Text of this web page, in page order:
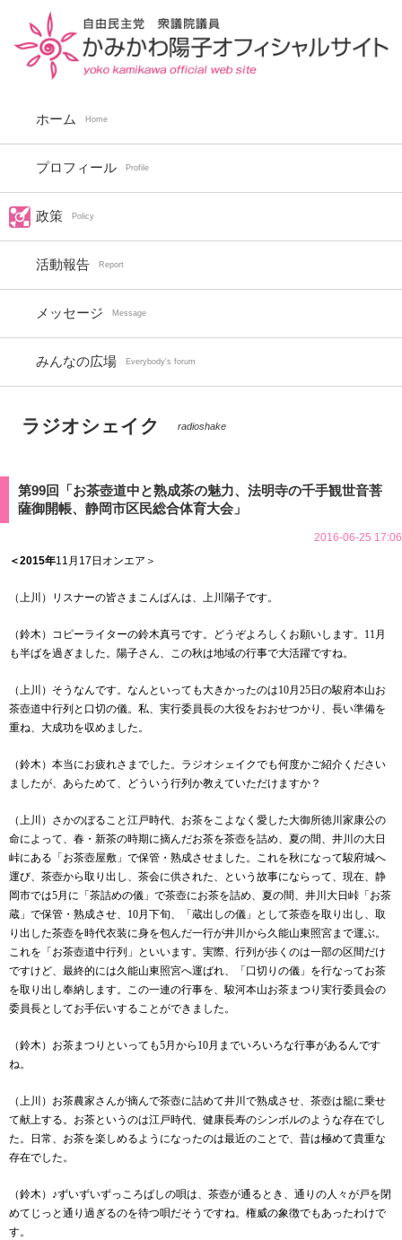
ホーム Home
プロフィール Profile
政策 Policy
活動報告 Report
メッセージ Message
みんなの広場 Everybody's forum
ラジオシェイク radioshake
第99回「お茶壺道中と熟成茶の魅力、法明寺の千手観世音菩
薩御開帳、静岡市区民総合体育大会」
2016-06-25 17:06
＜2015年11 月17 日オンエア＞
（上川）リスナーの皆さまこんばんは、上川陽子です。
（鈴木）コピーライターの鈴木真弓です。どうぞよろしくお願いします。 11月
も半ばを過ぎました。陽子さん、この秋は地域の行事で大活躍ですね。
（上川）そうなんです。なんといっても大きかったのは10月 25日の駿府本山お
茶壺道中行列と口切の儀。私、実行委員長の大役をおおせつかり、長い準備を
重ね、大成功を収めました。
（鈴木）本当にお疲れさまでした。ラジオシェイクでも何度かご紹介ください
ましたが、あらためて、どういう行列か教えていただけますか？
（上川）さかのぼること江戸時代、お茶をこよなく愛した大御所徳川家康公の
命によって、春・新茶の時期に摘んだお茶を茶壺を詰め、夏の間、井川の大日
峠にある「お茶壺屋敷」で保管・熟成させました。これを秋になって駿府城へ
運び、茶壺から取り出し、茶会に供された、という故事にならって、現在、静
岡市では5月に「茶詰めの儀」で茶壺にお茶を詰め、夏の間、井川大日峠「お茶
蔵」で保管・熟成させ、 10月下旬、「蔵出しの儀」として茶壺を取り出し、取
り出した茶壺を時代衣装に身を包んだ一行が井川から久能山東照宮まで運ぶ。
これを「お茶壺道中行列」といいます。実際、行列が歩くのは一部の区間だけ
ですけど、最終的には久能山東照宮へ運ばれ、「口切りの儀」を行なってお茶
を取り出し奉納します。この一連の行事を、駿河本山お茶まつり実行委員会の
委員長としてお手伝いすることができました。
（鈴木）お茶まつりといっても5月から 10月までいろいろな行事があるんです
ね。
（上川）お茶農家さんが摘んで茶壺に詰めて井川で熟成させ、茶壺は籠に乗せ
て献上する。お茶というのは江戸時代、健康長寿のシンボルのような存在でし
た。日常、お茶を楽しめるようになったのは最近のことで、昔は極めて貴重な
存在でした。
（鈴木）♪ずいずいずっころばしの唄は、茶壺が通るとき、通りの人々が戸を閉
めてじっと通り過ぎるのを待つ唄だそうですね。権威の象徴でもあったわけで
す。